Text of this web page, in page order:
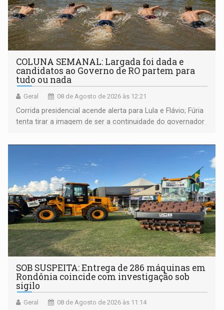
COLUNA SEMANAL: Largada foi dada e
candidatos ao Governo de RO partem para
tudo ou nada
Geral 08 de Agosto de 2026 às 12:21
Corrida presidencial acende alerta para Lula e Flávio; Fúria
tenta tirar a imagem de ser a continuidade do governador
não ter entrado no modo eleição; ABAV faz evento em
SOB SUSPEITA: Entrega de 286 máquinas em
Rondônia coincide com investigação sob
sigilo
Geral 08 de Agosto de 2026 às 11:14